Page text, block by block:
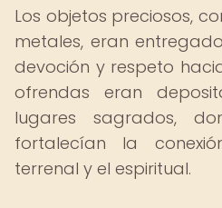
Los objetos preciosos,
metales, eran
devoción y respeto
ofrendas eran
lugares sagrados,
fortalecían la
terrenal y el espiritual.